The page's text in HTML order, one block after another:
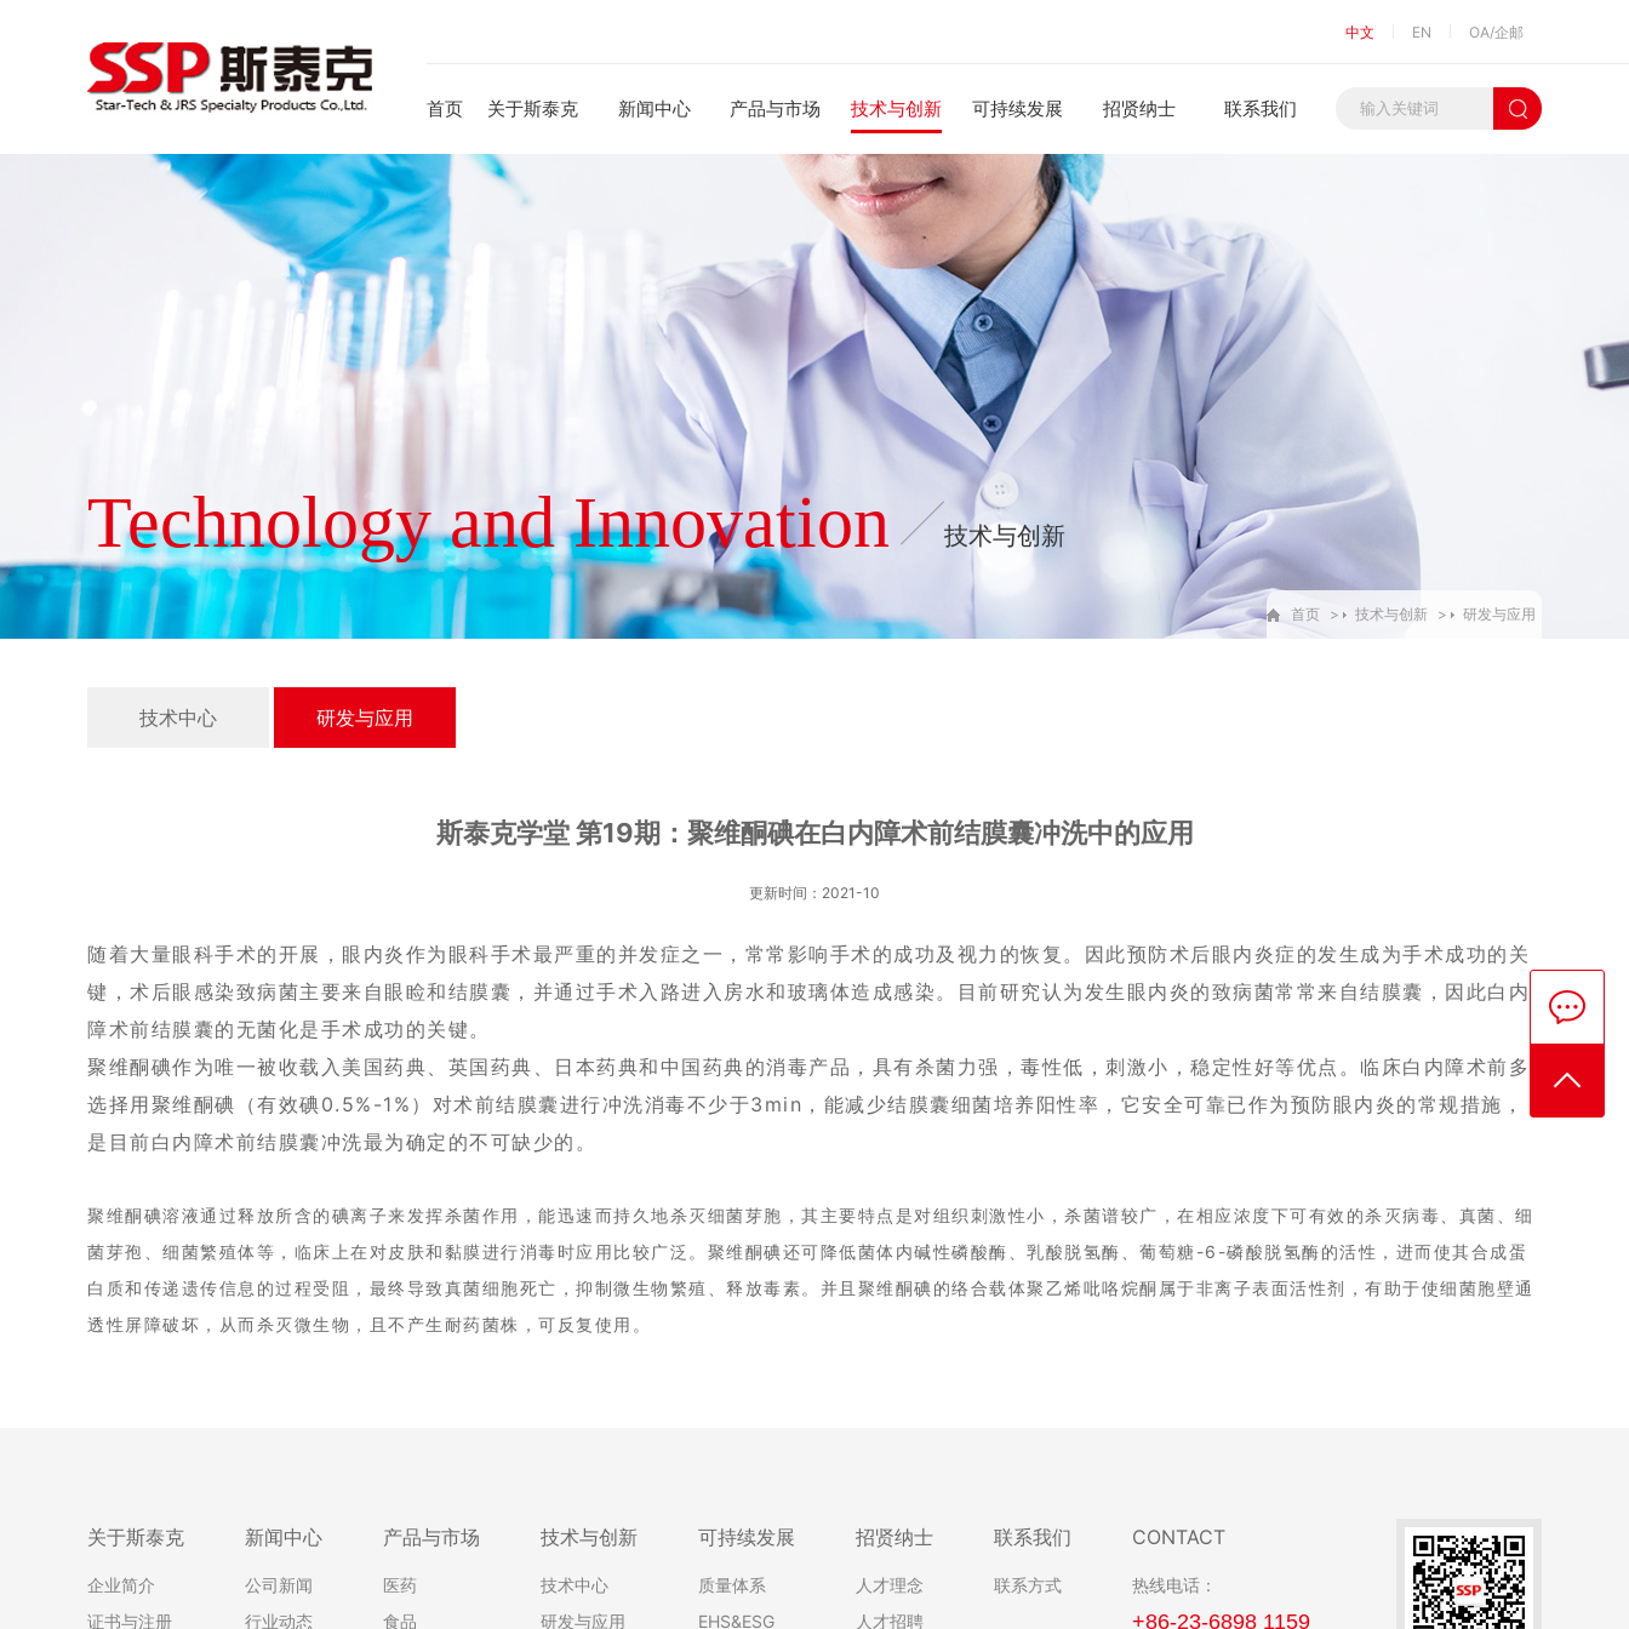
中文 EN OA/企邮
首页 关于斯泰克 新闻中心 产品与市场 技术与创新 可持续发展 招贤纳士 联系我们
Technology and Innovation 技术与创新
首页 > 技术与创新 > 研发与应用
技术中心 研发与应用
斯泰克学堂 第19期：聚维酮碘在白内障术前结膜囊冲洗中的应用
更新时间：2021-10
随着大量眼科手术的开展，眼内炎作为眼科手术最严重的并发症之一，常常影响手术的成功及视力的恢复。因此预防术后眼内炎症的发生成为手术成功的关
键，术后眼感染致病菌主要来自眼睑和结膜囊，并通过手术入路进入房水和玻璃体造成感染。目前研究认为发生眼内炎的致病菌常常来自结膜囊，因此白内
障术前结膜囊的无菌化是手术成功的关键。
聚维酮碘作为唯一被收载入美国药典、英国药典、日本药典和中国药典的消毒产品，具有杀菌力强，毒性低，刺激小，稳定性好等优点。临床白内障术前多
选择用聚维酮碘（有效碘0.5%-1%）对术前结膜囊进行冲洗消毒不少于3min，能减少结膜囊细菌培养阳性率，它安全可靠已作为预防眼内炎的常规措施，
是目前白内障术前结膜囊冲洗最为确定的不可缺少的。
聚维酮碘溶液通过释放所含的碘离子来发挥杀菌作用，能迅速而持久地杀灭细菌芽胞，其主要特点是对组织刺激性小，杀菌谱较广，在相应浓度下可有效的杀灭病毒、真菌、细
菌芽孢、细菌繁殖体等，临床上在对皮肤和黏膜进行消毒时应用比较广泛。聚维酮碘还可降低菌体内碱性磷酸酶、乳酸脱氢酶、葡萄糖-6-磷酸脱氢酶的活性，进而使其合成蛋
白质和传递遗传信息的过程受阻，最终导致真菌细胞死亡，抑制微生物繁殖、释放毒素。并且聚维酮碘的络合载体聚乙烯吡咯烷酮属于非离子表面活性剂，有助于使细菌胞壁通
透性屏障破坏，从而杀灭微生物，且不产生耐药菌株，可反复使用。
关于斯泰克
企业简介
证书与注册
新闻中心
公司新闻
行业动态
产品与市场
医药
食品
技术与创新
技术中心
研发与应用
可持续发展
质量体系
EHS&ESG
招贤纳士
人才理念
人才招聘
联系我们
联系方式
CONTACT
热线电话：
+86-23-6898 1159